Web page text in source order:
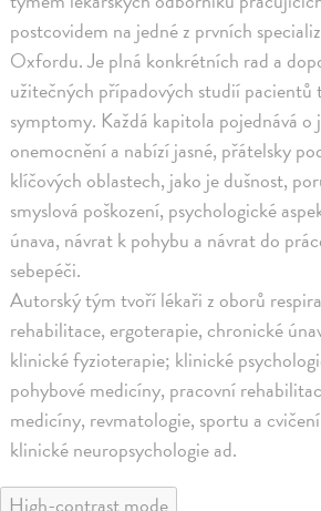
postcovidem na jedné z prvních
Oxfordu. Je plná konkrétních rad a
užitečných případových studií
symptomy. Každá kapitola pojednává o
onemocnění a nabízí jasné, přátelsky
klíčových oblastech, jako je dušnost,
smyslová poškození, psychologické
únava, návrat k pohybu a návrat do
sebepéči.
Autorský tým tvoří lékaři z oborů
rehabilitace, ergoterapie, chronické
klinické fyzioterapie; klinické
pohybové medicíny, pracovní
medicíny, revmatologie, sportu a
klinické neuropsychologie ad.